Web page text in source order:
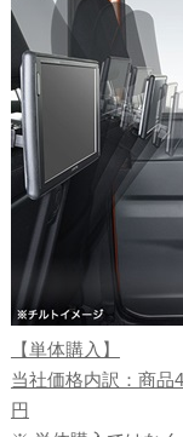
【単体購入】
当社価格内訳：商品
円